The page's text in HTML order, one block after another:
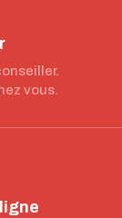
vous.